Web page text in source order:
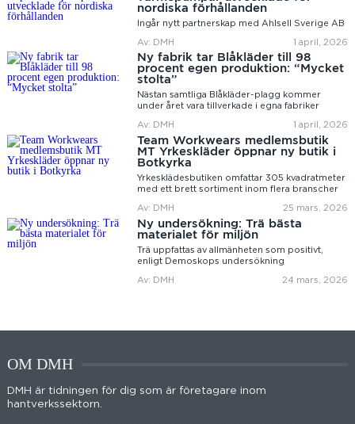
nordiska förhållanden
Ingår nytt partnerskap med Ahlsell Sverige AB
Av: DMH 1 april, 2026
Ny fabrik tar Blåkläder till 98
procent egen produktion: “Mycket
stolta”
Nästan samtliga Blåkläder-plagg kommer
under året vara tillverkade i egna fabriker
Av: DMH 1 april, 2026
Team Workwears medlemsbutik
MT Yrkeskläder öppnar ny butik i
Botkyrka
Yrkesklädesbutiken omfattar 305 kvadratmeter
med ett brett sortiment inom flera branscher
Av: DMH 25 mars, 2026
Ny undersökning: Trä bästa
materialet för miljön
Trä uppfattas av allmänheten som positivt,
enligt Demoskops undersökning
Av: DMH 24 mars, 2026
OM DMH
DMH är tidningen för dig som är företagare inom
hantverkssektorn.